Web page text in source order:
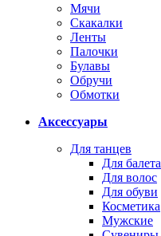
Мячи
Скакалки
Ленты
Палочки
Булавы
Обручи
Обмотки
Аксессуары
Для танцев
Для балета
Для волос
Для обуви
Косметика
Мужские